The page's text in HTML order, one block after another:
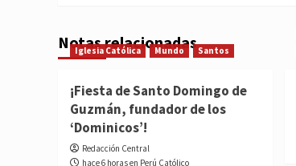
Notas relacionadas
Iglesia Católica Mundo Santos
¡Fiesta de Santo Domingo de
Guzmán, fundador de los
‘Dominicos’!
Redacción Central
hace 6 horas en Perú Católico